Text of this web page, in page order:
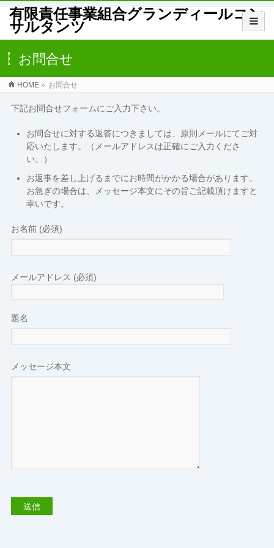
有限責任事業組合グランディールコン
サルタンツ
お問合せ
HOME » お問合せ
下記お問合せフォームにご入力下さい。
お問合せに対する返答につきましては、原則メールにてご対
応いたします。（メールアドレスは正確にご入力くださ
い。）
お返事を差し上げるまでにお時間がかかる場合があります。
お急ぎの場合は、メッセージ本文にその旨ご記載頂けますと
幸いです。
お名前 (必須)
メールアドレス (必須)
題名
メッセージ本文